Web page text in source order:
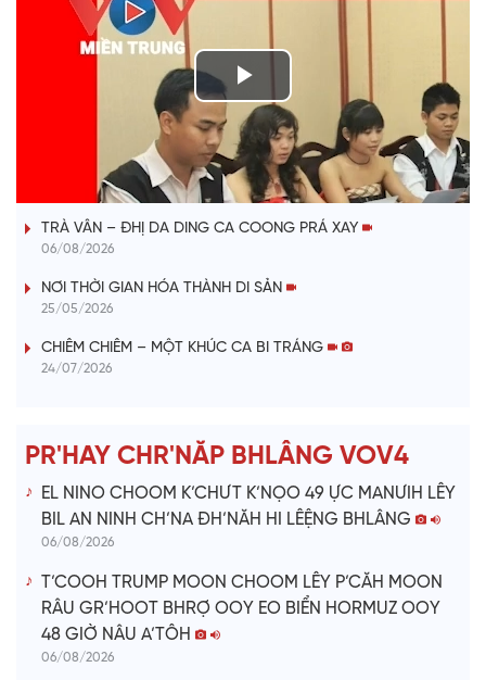
P
l
a
V
i
e
o
VÀI PHÚT DÀNH CHO QUẢNG BÁ
TRÀ VÂN – ĐHỊ DA DING CA COONG PRÁ XAY
06/08/2026
NƠI THỜI GIAN HÓA THÀNH DI SẢN
25/05/2026
CHIÊM CHIÊM – MỘT KHÚC CA BI TRÁNG
24/07/2026
PR'HAY CHR'NĂP BHLÂNG VOV4
EL NINO CHOOM K’CHƯT K’NỌO 49 ỰC MANƯIH LÊY
BIL AN NINH CH’NA ĐH’NĂH HI LÊỆNG BHLÂNG
06/08/2026
T’COOH TRUMP MOON CHOOM LÊY P’CĂH MOON
RÂU GR’HOOT BHRỢ OOY EO BIỂN HORMUZ OOY
48 GIỜ NÂU A’TÔH
06/08/2026